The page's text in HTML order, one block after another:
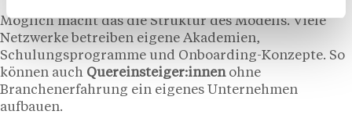
Möglich macht das die Struktur des Modells. Viele
Netzwerke betreiben eigene Akademien,
Schulungsprogramme und Onboarding-Konzepte. So
können auch Quereinsteiger:innenohne
Branchenerfahrung ein eigenes Unternehmen
aufbauen.